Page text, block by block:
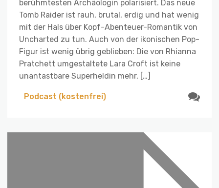
berühmtesten Archäologin polarisiert. Das neue
Tomb Raider ist rauh, brutal, erdig und hat wenig
mit der Hals über Kopf-Abenteuer-Romantik von
Uncharted zu tun. Auch von der ikonischen Pop-
Figur ist wenig übrig geblieben: Die von Rhianna
Pratchett umgestaltete Lara Croft ist keine
unantastbare Superheldin mehr, […]
Podcast (kostenfrei)